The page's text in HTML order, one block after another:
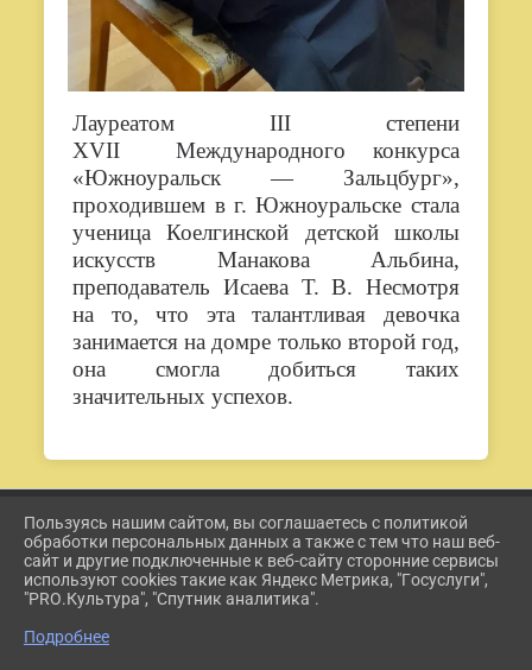
Лауреатом III степени
XVII Международного конкурса
«Южноуральск — Зальцбург»,
проходившем в г. Южноуральске стала
ученица Коелгинской детской школы
искусств Манакова Альбина,
преподаватель Исаева Т. В. Несмотря
на то, что эта талантливая девочка
занимается на домре только второй год,
она смогла добиться таких
значительных успехов.
2026 Г. ETKUL-KULTURA.RU
ВХОД
КАРТА САЙТА
ПОЛИТИКА ОБРАБОТКИ ПЕРСОНАЛЬНЫХ ДАННЫХ
СДЕЛАНО НА KUBCMS
Пользуясь нашим сайтом, вы соглашаетесь с политикой
обработки персональных данных а также с тем что наш веб-
сайт и другие подключенные к веб-сайту сторонние сервисы
используют cookies такие как Яндекс Метрика, "Госуслуги",
"PRO.Культура", "Спутник аналитика".
Подробнее